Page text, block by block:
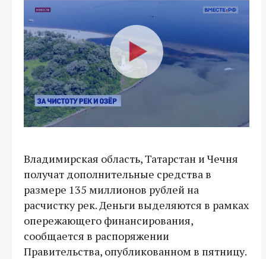
Владимирская область, Татарстан и Чечня
получат дополнительные средства в
размере 135 миллионов рублей на
расчистку рек. Деньги выделяются в рамках
опережающего финансирования,
сообщается в распоряжении
Правительства, опубликованном в пятницу.